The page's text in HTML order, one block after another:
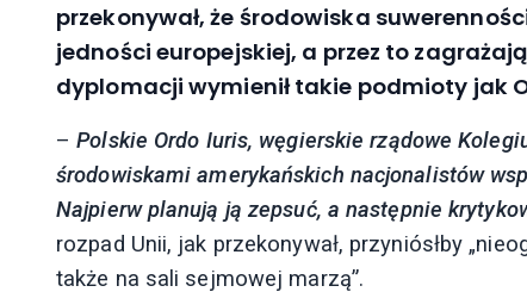
przekonywał, że środowiska
jedności europejskiej, a przez to
dyplomacji wymienił takie podmioty jak
– Polskie Ordo Iuris, węgierskie rządowe
środowiskami amerykańskich nacjonalistów
Najpierw planują ją zepsuć, a następnie
rozpad Unii, jak przekonywał, przyniósłby
także na sali sejmowej marzą”.